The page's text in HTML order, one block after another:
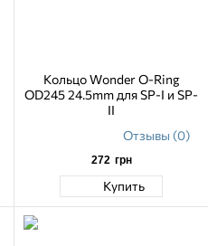
Кольцо Wonder O-Ring
OD245 24.5mm для SP-I и SP-
II
Отзывы (0)
272 грн
Купить